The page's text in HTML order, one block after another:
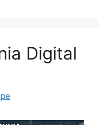
Digital